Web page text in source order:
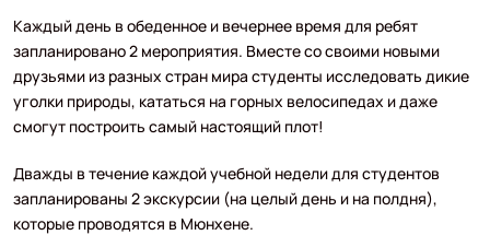
Каждый день в обеденное и вечернее время для ребят
запланировано 2 мероприятия. Вместе со своими новыми
друзьями из разных стран мира студенты исследовать дикие
уголки природы, кататься на горных велосипедах и даже
смогут построить самый настоящий плот!
Дважды в течение каждой учебной недели для студентов
запланированы 2 экскурсии (на целый день и на полдня),
которые проводятся в Мюнхене.